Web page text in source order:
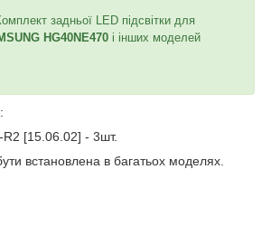
задньої LED підсвітки для
HG40NE470 і інших моделей
[15.06.02] - 3шт.
встановлена в багатьох моделях.